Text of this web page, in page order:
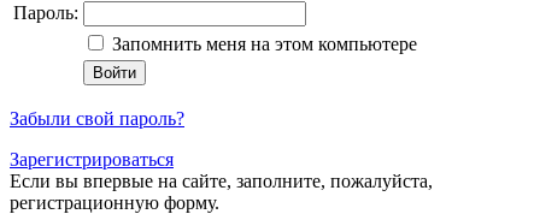
Пароль:
Запомнить меня на этом компьютере
Забыли свой пароль?
Зарегистрироваться
Если вы впервые на сайте, заполните, пожалуйста,
регистрационную форму.